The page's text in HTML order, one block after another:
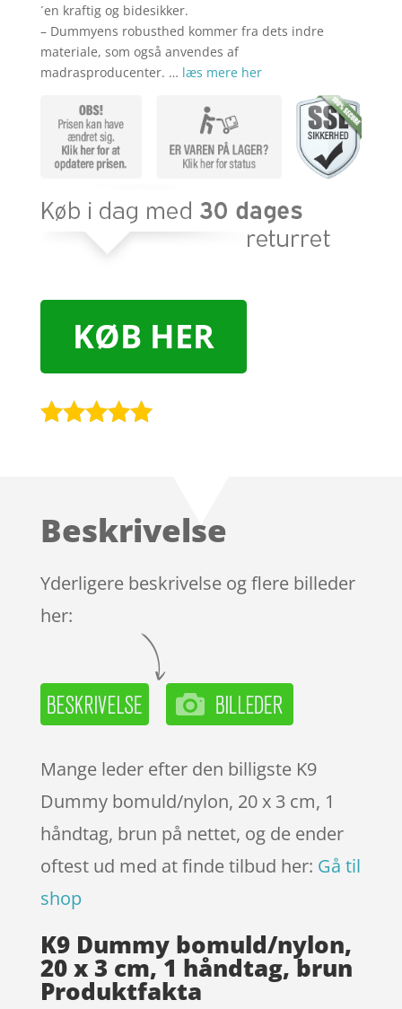
´en kraftig og bidesikker.
– Dummyens robusthed kommer fra dets indre
materiale, som også anvendes af
madrasproducenter. … læs mere her
KØB HER
kundebedøm
Beskrivelse
Yderligere beskrivelse og flere billeder
her:
Mange leder efter den billigste K9
Dummy bomuld/nylon, 20 x 3 cm, 1
håndtag, brun på nettet, og de ender
oftest ud med at finde tilbud her: Gå til
shop
K9 Dummy bomuld/nylon,
20 x 3 cm, 1 håndtag, brun
Produktfakta